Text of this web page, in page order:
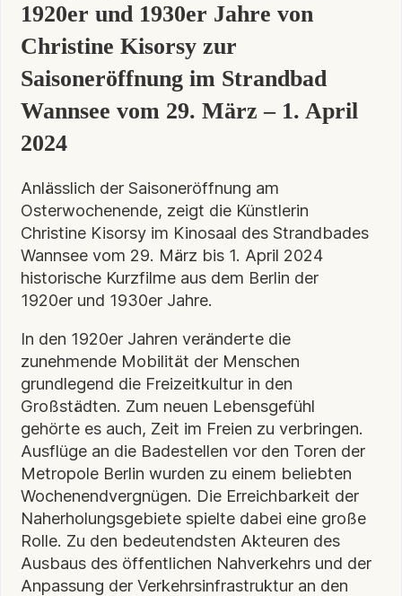
1920er und 1930er Jahre von
Christine Kisorsy zur
Saisoneröffnung im Strandbad
Wannsee vom 29. März – 1. April
2024
Anlässlich der Saisoneröffnung am
Osterwochenende, zeigt die Künstlerin
Christine Kisorsy im Kinosaal des Strandbades
Wannsee vom 29. März bis 1. April 2024
historische Kurzfilme aus dem Berlin der
1920er und 1930er Jahre.
In den 1920er Jahren veränderte die
zunehmende Mobilität der Menschen
grundlegend die Freizeitkultur in den
Großstädten. Zum neuen Lebensgefühl
gehörte es auch, Zeit im Freien zu verbringen.
Ausflüge an die Badestellen vor den Toren der
Metropole Berlin wurden zu einem beliebten
Wochenendvergnügen. Die Erreichbarkeit der
Naherholungsgebiete spielte dabei eine große
Rolle. Zu den bedeutendsten Akteuren des
Ausbaus des öffentlichen Nahverkehrs und der
Anpassung der Verkehrsinfrastruktur an den